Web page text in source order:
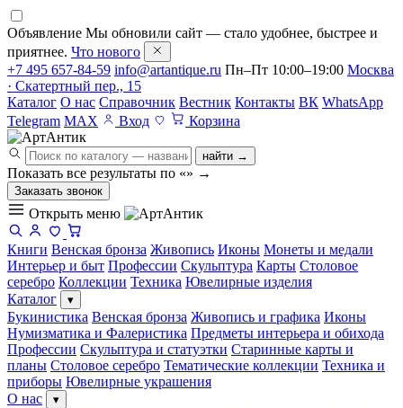
Объявление Мы обновили сайт — стало удобнее, быстрее и
приятнее. Что нового
+7 495 657-84-59 info@artantique.ru Пн–Пт 10:00–19:00 Москва
· Скатертный пер., 15
Каталог О нас Справочник Вестник Контакты ВК WhatsApp
Telegram MAX Вход Корзина
найти →
Показать все результаты по «» →
Заказать звонок
Открыть меню
Книги Венская бронза Живопись Иконы Монеты и медали
Интерьер и быт Профессии Скульптура Карты Столовое
серебро Коллекции Техника Ювелирные изделия
Каталог
▾
Букинистика Венская бронза Живопись и графика Иконы
Нумизматика и Фалеристика Предметы интерьера и обихода
Профессии Скульптура и статуэтки Старинные карты и
планы Столовое серебро Тематические коллекции Техника и
приборы Ювелирные украшения
О нас
▾